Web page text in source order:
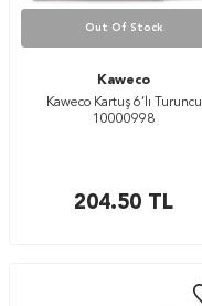
Out Of Stock
Kaweco
Kaweco Kartuş 6’lı Turuncu
10000998
204.50 TL